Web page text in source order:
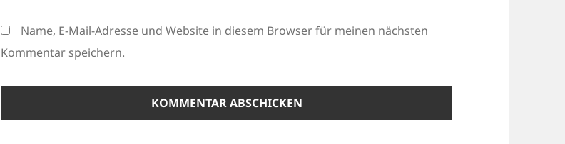
Name, E-Mail-Adresse und Website in diesem Browser für meinen nächsten
Kommentar speichern.